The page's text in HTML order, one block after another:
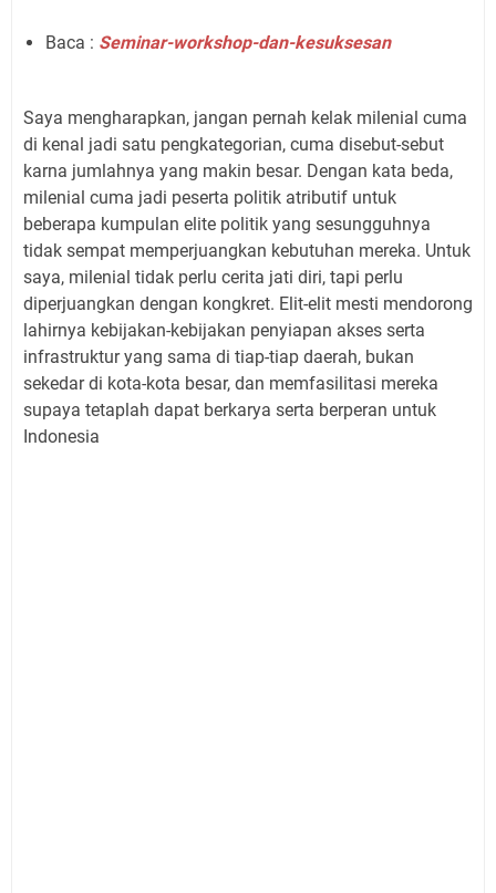
Baca : Seminar-workshop-dan-kesuksesan
Saya mengharapkan, jangan pernah kelak milenial cuma
di kenal jadi satu pengkategorian, cuma disebut-sebut
karna jumlahnya yang makin besar. Dengan kata beda,
milenial cuma jadi peserta politik atributif untuk
beberapa kumpulan elite politik yang sesungguhnya
tidak sempat memperjuangkan kebutuhan mereka. Untuk
saya, milenial tidak perlu cerita jati diri, tapi perlu
diperjuangkan dengan kongkret. Elit-elit mesti mendorong
lahirnya kebijakan-kebijakan penyiapan akses serta
infrastruktur yang sama di tiap-tiap daerah, bukan
sekedar di kota-kota besar, dan memfasilitasi mereka
supaya tetaplah dapat berkarya serta berperan untuk
Indonesia